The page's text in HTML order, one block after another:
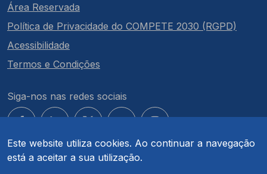
Este website utiliza cookies. Ao continuar a navegação
está a aceitar a sua utilização.
Área Reservada
Política de Privacidade do COMPETE 2030 (RGPD)
Acessibilidade
Termos e Condições
Siga-nos nas redes sociais